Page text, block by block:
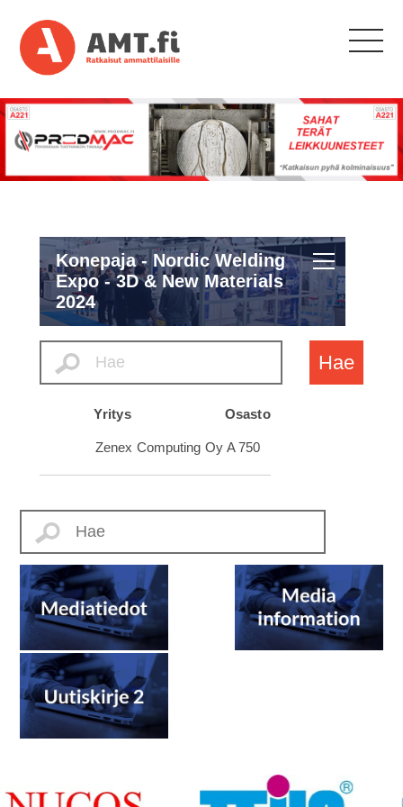
Konepaja - Nordic Welding
Expo - 3D & New Materials
2024
Hae
Yritys Osasto
Zenex Computing Oy A 750